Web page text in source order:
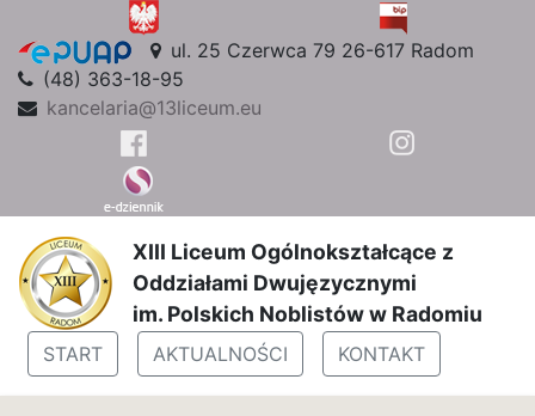
ul. 25 Czerwca 79 26-617 Radom
(48) 363-18-95
kancelaria@13liceum.eu
XIII Liceum Ogólnokształcące z
Oddziałami Dwujęzycznymi
im. Polskich Noblistów w Radomiu
START AKTUALNOŚCI KONTAKT